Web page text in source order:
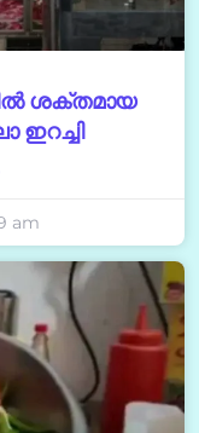
ശക്തമായ
ഇറച്ചി
am